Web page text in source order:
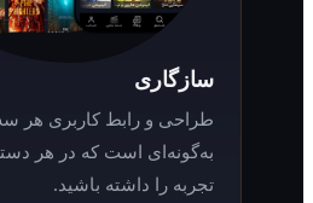
طراحی و رابط کاربری هر سه پلتفرم
به‌گونه‌ای است که در هر دستگاهی
تجربه را داشته باشید.